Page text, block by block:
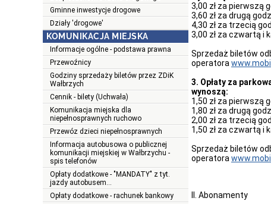
Gminne inwestycje drogowe
Działy 'drogowe'
KOMUNIKACJA MIEJSKA
Informacje ogólne - podstawa prawna
Przewoźnicy
Godziny sprzedaży biletów przez ZDiK
Wałbrzych
Cennik - bilety (Uchwała)
Komunikacja miejska dla
niepełnosprawnych ruchowo
Przewóz dzieci niepełnosprawnych
Informacja autobusowa o publicznej
komunikacji miejskiej w Wałbrzychu -
spis telefonów
Opłaty dodatkowe - "MANDATY" z tyt.
jazdy autobusem...
Opłaty dodatkowe - rachunek bankowy
3,00 zł za pierwszą
3,60 zł za drugą
4,30 zł za trzecią
3,00 zł za czwartą i
Sprzedaż biletów
operatora
3. Opłaty za
wynoszą:
1,50 zł za pierwszą
1,80 zł za drugą
2,00 zł za trzecią
1,50 zł za czwartą i
Sprzedaż biletów
operatora
II. Abonamenty